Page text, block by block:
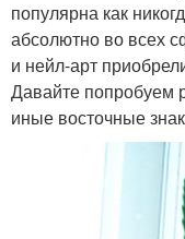
популярна как
абсолютно во всех
и нейл-арт
Давайте попробуем
иные восточные